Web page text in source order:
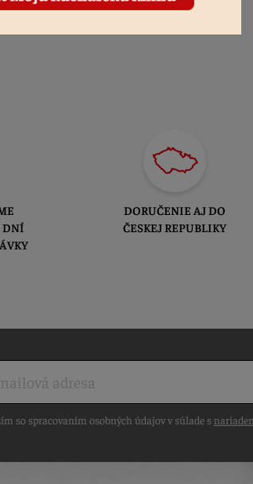
DNÍ
DORUČENIE AJ DO
ČESKEJ REPUBLIKY
so spracovaním osobných údajov v súlade s